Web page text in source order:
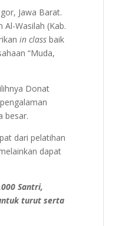
Jawa Barat.
Wasilah (Kab.
in class baik
“Muda,
Donat
besar.
dari pelatihan
dapat
Santri,
turut serta